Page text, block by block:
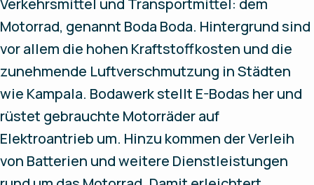
Verkehrsmittel und Transportmittel: dem
Motorrad, genannt Boda Boda. Hintergrund sind
vor allem die hohen Kraftstoffkosten und die
zunehmende Luftverschmutzung in Städten
wie Kampala. Bodawerk stellt E-Bodas her und
rüstet gebrauchte Motorräder auf
Elektroantrieb um. Hinzu kommen der Verleih
von Batterien und weitere Dienstleistungen